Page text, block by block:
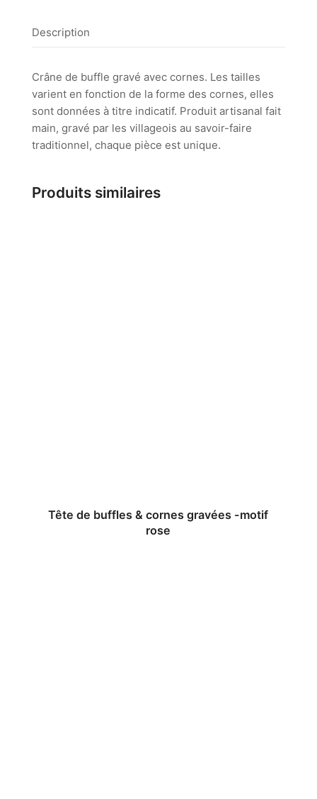
motif
Description
Crâne de buffle gravé avec cornes. Les tailles
varient en fonction de la forme des cornes, elles
sont données à titre indicatif. Produit artisanal fait
main, gravé par les villageois au savoir-faire
traditionnel, chaque pièce est unique.
Produits similaires
Tête de buffles & cornes gravées -motif
rose